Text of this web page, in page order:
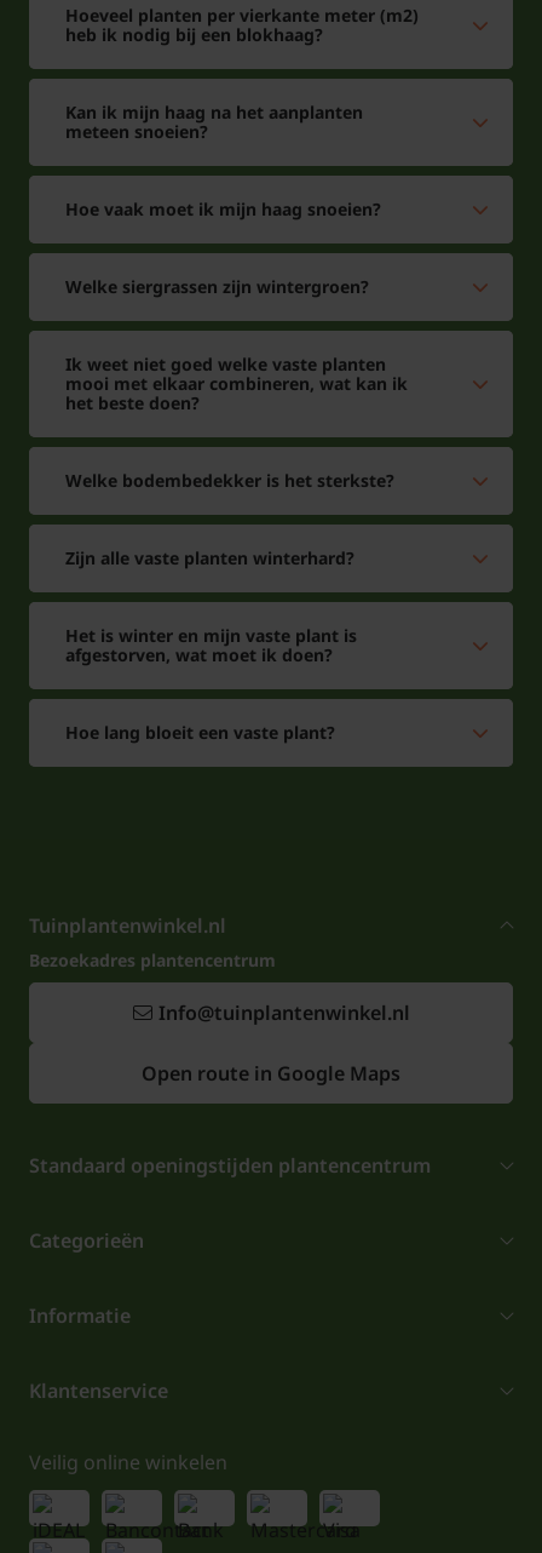
Hoeveel planten per vierkante meter (m2)
heb ik nodig bij een blokhaag?
Kan ik mijn haag na het aanplanten
meteen snoeien?
Hoe vaak moet ik mijn haag snoeien?
Welke siergrassen zijn wintergroen?
Ik weet niet goed welke vaste planten
mooi met elkaar combineren, wat kan ik
het beste doen?
Welke bodembedekker is het sterkste?
Zijn alle vaste planten winterhard?
Het is winter en mijn vaste plant is
afgestorven, wat moet ik doen?
Hoe lang bloeit een vaste plant?
Tuinplantenwinkel.nl
Bezoekadres plantencentrum
Info@tuinplantenwinkel.nl
Open route in Google Maps
Standaard openingstijden plantencentrum
Categorieën
Informatie
Klantenservice
Veilig online winkelen